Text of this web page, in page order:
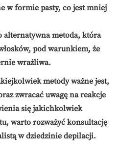
w formie pasty, co jest mniej
alternatywna metoda, która
pod warunkiem, że
wrażliwa.
metody ważne jest,
zwracać uwagę na reakcje
się jakichkolwiek
warto rozważyć konsultację
w dziedzinie depilacji.